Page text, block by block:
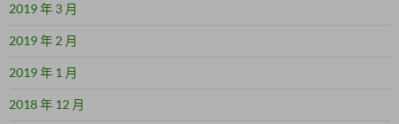
2019 年 3 月
2019 年 2 月
2019 年 1 月
2018 年 12 月